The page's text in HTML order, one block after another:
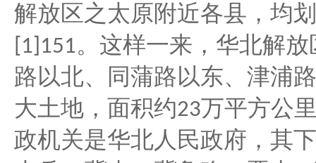
解放区之太原附近各县，均
[1]151。这样一来，华北解
路以北、同蒲路以东、津浦
大土地，面积约23万平方公
政机关是华北人民政府，其